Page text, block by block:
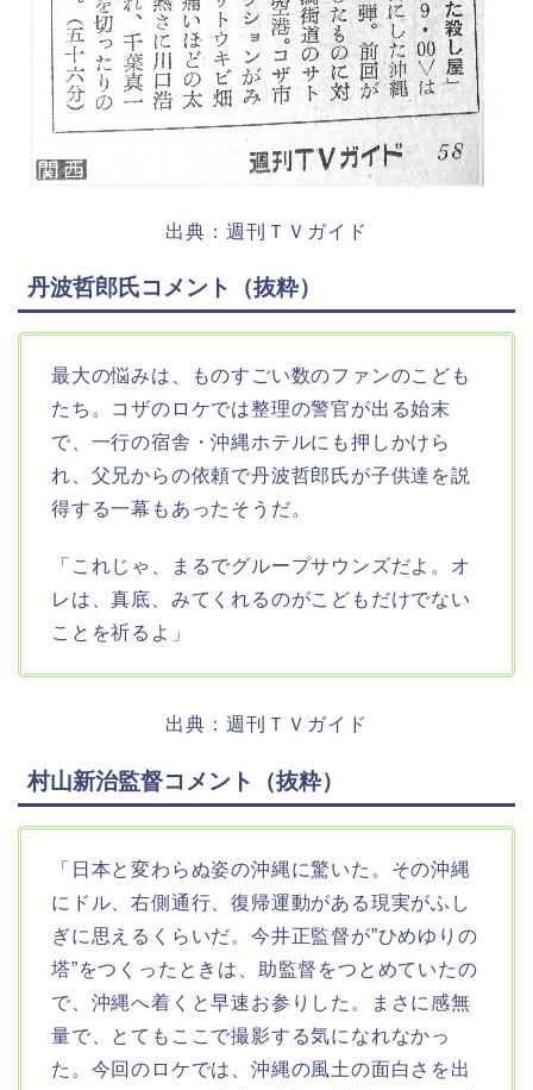
出典：週刊ＴＶガイド
丹波哲郎氏コメント（抜粋）
最大の悩みは、ものすごい数のファンのこども
たち。コザのロケでは整理の警官が出る始末
で、一行の宿舎・沖縄ホテルにも押しかけら
れ、父兄からの依頼で丹波哲郎氏が子供達を説
得する一幕もあったそうだ。
「これじゃ、まるでグループサウンズだよ。オ
レは、真底、みてくれるのがこどもだけでない
ことを祈るよ」
出典：週刊ＴＶガイド
村山新治監督コメント（抜粋）
「日本と変わらぬ姿の沖縄に驚いた。その沖縄
にドル、右側通行、復帰運動がある現実がふし
ぎに思えるくらいだ。今井正監督が”ひめゆりの
塔”をつくったときは、助監督をつとめていたの
で、沖縄へ着くと早速お参りした。まさに感無
量で、とてもここで撮影する気になれなかっ
た。今回のロケでは、沖縄の風土の面白さを出